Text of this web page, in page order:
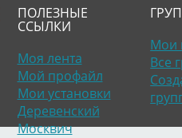
ПОЛЕЗНЫЕ
ССЫЛКИ
Моя лента
Мой профайл
Мои установки
Деревенский
Москвич
Мои
Все